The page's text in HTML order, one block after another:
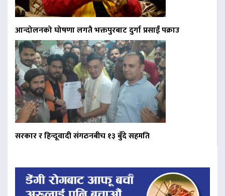
आन्दोलनको घोषणा लगतै भक्तपुरबाट दुर्गा प्रसाईं पक्राउ
सरकार र हिन्दूवादी संगठनबीच १३ बुँदे सहमति